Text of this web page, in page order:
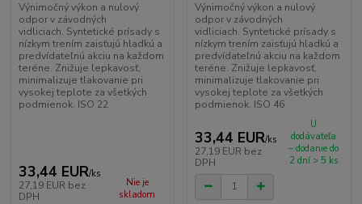
Výnimočný výkon a nulový
odpor v závodných
vidliciach. Syntetické prísady s
nízkym trením zaisťujú hladkú a
predvídateľnú akciu na každom
teréne. Znižuje lepkavosť,
minimalizuje tlakovanie pri
vysokej teplote za všetkých
podmienok. ISO 22
33,44 EUR/ks
27,19 EUR bez
DPH
Nie je
skladom
Výnimočný výkon a nulový
odpor v závodných
vidliciach. Syntetické prísady s
nízkym trením zaisťujú hladkú a
predvídateľnú akciu na každom
teréne. Znižuje lepkavosť,
minimalizuje tlakovanie pri
vysokej teplote za všetkých
podmienok. ISO 46
33,44 EUR/ks
27,19 EUR bez
DPH
U
dodávateľa
– dodanie do
2 dní > 5 ks